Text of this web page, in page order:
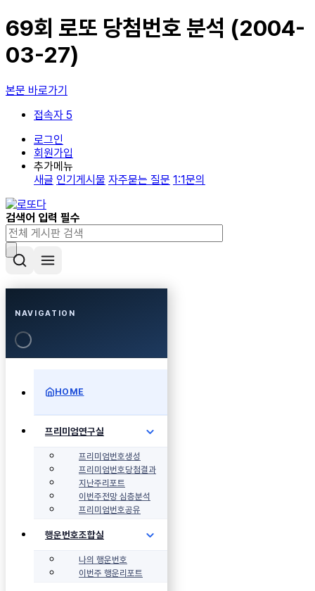
69회 로또 당첨번호 분석 (2004-
03-27)
본문 바로가기
접속자 5
로그인
회원가입
추가메뉴
새글 인기게시물 자주묻는 질문 1:1문의
검색어 입력 필수
NAVIGATION
HOME
프리미엄연구실
프리미엄번호생성
프리미엄번호당첨결과
지난주리포트
이번주전망 심층분석
프리미엄번호공유
행운번호조합실
나의 행운번호
이번주 행운리포트